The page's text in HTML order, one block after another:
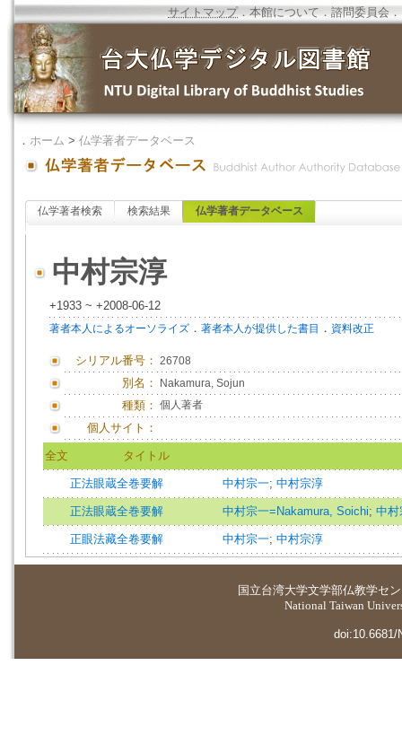
サイトマップ．本館について ．諮問委員会 ．
． ホーム > 仏学著者データベース
仏学著者検索 検索結果 仏学著者データベース
中村宗淳
+1933 ~ +2008-06-12
著者本人によるオーソライズ ． 著者本人が提供した書目 ． 資料改正
シリアル番号： 26708
別名： Nakamura, Sojun
種類： 個人著者
個人サイト：
全文 タイトル
正法眼蔵全巻要解 中村宗一; 中村宗淳
正法眼蔵全巻要解 中村宗一=Nakamura, Soichi; 中村
正眼法藏全卷要解 中村宗一; 中村宗淳
国立台湾大学文学部仏教学セ
National Taiwan
doi:10.6681/